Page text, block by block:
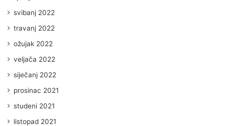
svibanj 2022
travanj 2022
ožujak 2022
veljača 2022
siječanj 2022
prosinac 2021
studeni 2021
listopad 2021